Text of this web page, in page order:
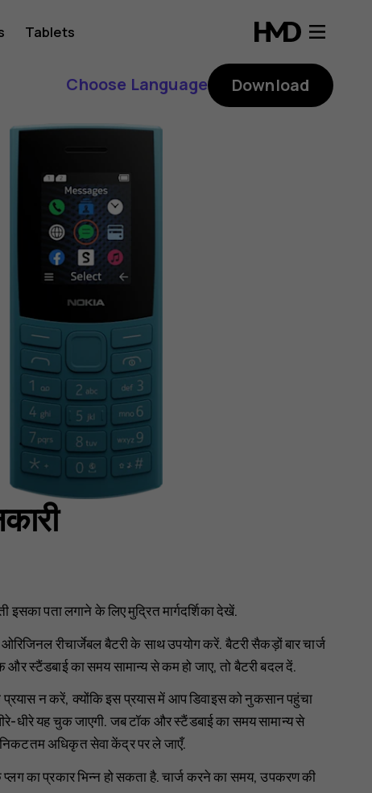
Tablets
Choose Language Download
पता लगाने के लिए मुद्रित मार्गदर्शिका देखें.
रीचार्जेबल बैटरी के साथ उपयोग करें. बैटरी सैकड़ों बार चार्ज
स्टैंडबाई का समय सामान्य से कम हो जाए, तो बैटरी बदल दें.
न करें, क्योंकि इस प्रयास में आप डिवाइस को नुकसान पहुंचा
धीरे यह चुक जाएगी. जब टॉक और स्टैंडबाई का समय सामान्य से
निकटतम अधिकृत सेवा केंद्र पर ले जाएँ.
का प्रकार भिन्न हो सकता है. चार्ज करने का समय, उपकरण की